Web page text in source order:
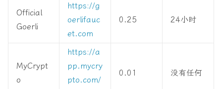
Official
Goerli
https://g
oerlifauc
et.com
0.25 24小时
MyCrypt
o
https://a
pp.mycry
pto.com/
0.01 没有任何